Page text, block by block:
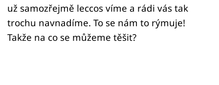
už samozřejmě leccos víme a rádi vás tak
trochu navnadíme. To se nám to rýmuje!
Takže na co se můžeme těšit?